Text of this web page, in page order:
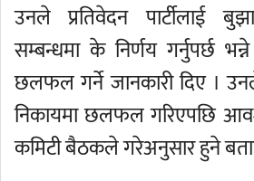
उनले प्रतिवेदन पार्टीलाई
सम्बन्धमा के निर्णय गर्नुपर्छ
छलफल गर्ने जानकारी दिए ।
निकायमा छलफल गरिएपछि
कमिटी बैठकले गरेअनुसार हुने